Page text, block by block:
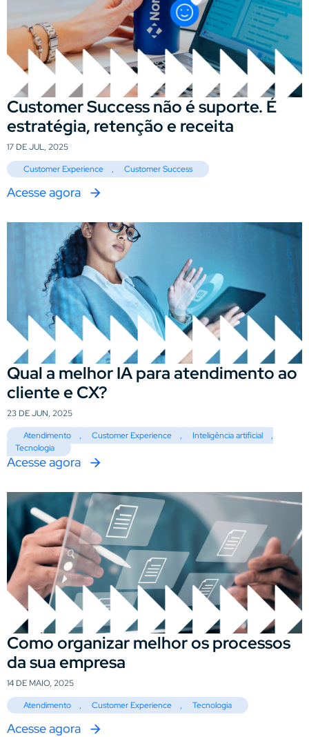
Customer Success não é suporte. É
estratégia, retenção e receita
17 DE JUL, 2025
Customer Experience
, Customer Success
Acesse agora
Qual a melhor IA para atendimento ao
cliente e CX?
23 DE JUN, 2025
Atendimento
, Customer Experience , Inteligência artificial
,
Tecnologia
Acesse agora
Como organizar melhor os processos
da sua empresa
14 DE MAIO, 2025
Atendimento
, Customer Experience , Tecnologia
Acesse agora